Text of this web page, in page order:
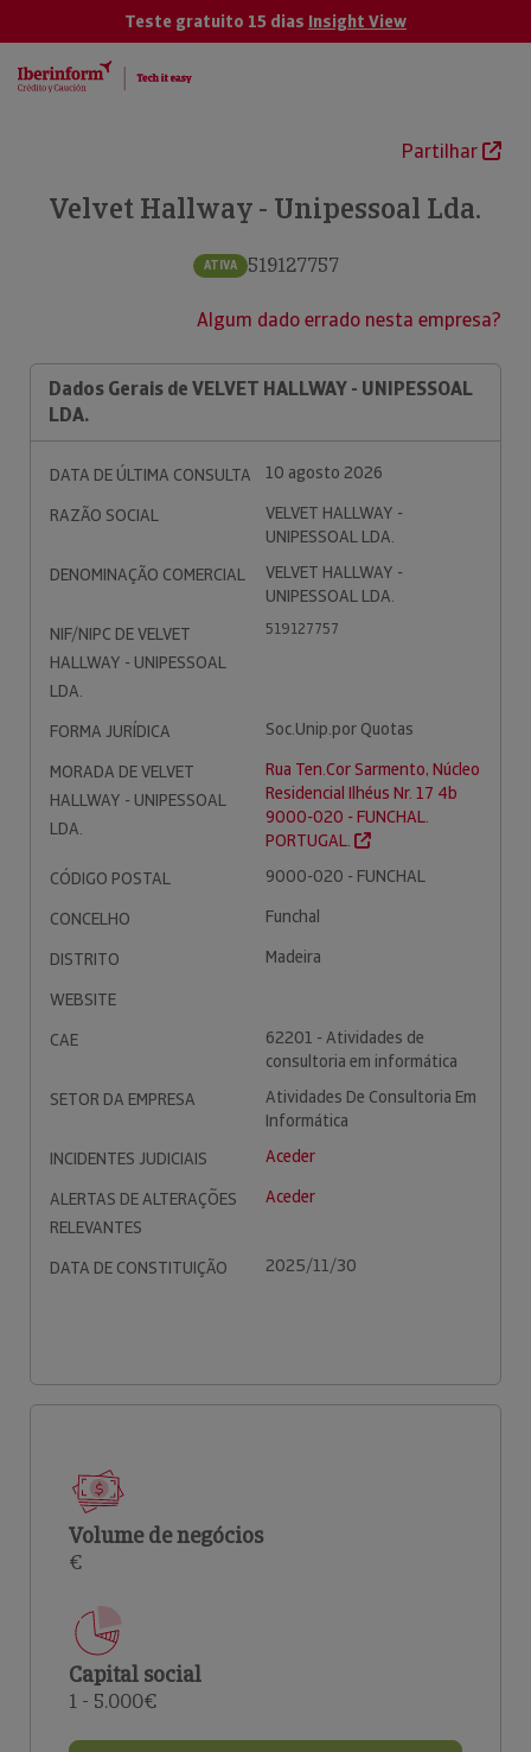
Teste gratuito 15 dias Insight View
Partilhar
Velvet Hallway - Unipessoal Lda.
ATIVA 519127757
Algum dado errado nesta empresa?
Dados Gerais de VELVET HALLWAY - UNIPESSOAL
LDA.
DATA DE ÚLTIMA CONSULTA
10 agosto 2026
RAZÃO SOCIAL
VELVET HALLWAY -
UNIPESSOAL LDA.
DENOMINAÇÃO COMERCIAL
VELVET HALLWAY -
UNIPESSOAL LDA.
NIF/NIPC DE VELVET
HALLWAY - UNIPESSOAL
LDA.
519127757
FORMA JURÍDICA
Soc.Unip.por Quotas
MORADA DE VELVET
HALLWAY - UNIPESSOAL
LDA.
Rua Ten.Cor Sarmento, Núcleo
Residencial Ilhéus Nr. 17 4b
9000-020 - FUNCHAL.
PORTUGAL.
CÓDIGO POSTAL
9000-020 - FUNCHAL
CONCELHO
Funchal
DISTRITO
Madeira
WEBSITE
CAE
62201 - Atividades de
consultoria em informática
SETOR DA EMPRESA
Atividades De Consultoria Em
Informática
INCIDENTES JUDICIAIS
Aceder
ALERTAS DE ALTERAÇÕES
RELEVANTES
Aceder
DATA DE CONSTITUIÇÃO 2025/11/30
Volume de negócios
€
Capital social
1 - 5.000€